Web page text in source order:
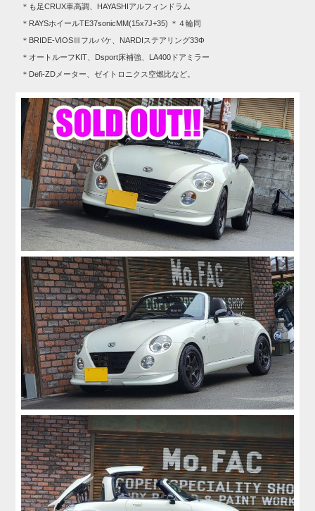
＊も足CRUX車高調、HAYASHIアルフィンドラム
＊RAYSホイールTE37sonicMM(15x7J+35) ＊４輪同
＊BRIDE-VIOSⅢフルバケ、NARDIステアリング33Φ
＊オートルーフKIT、Dsport床補強、LA400ドアミラー
＊Defi-ZDメーター、ゼイトロニクス空燃比など。